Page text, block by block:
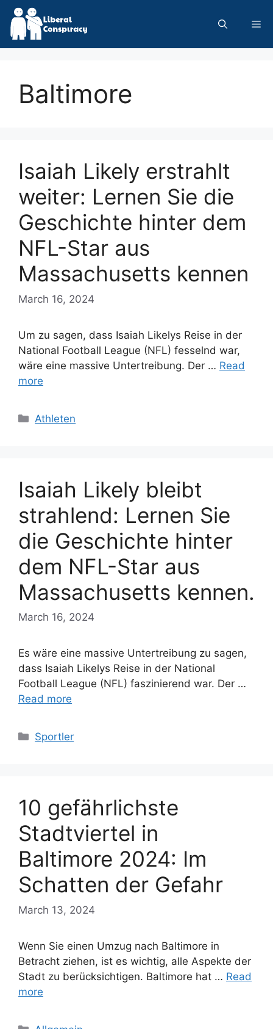
Skip
content
Baltimore
Isaiah Likely erstrahlt
weiter: Lernen Sie die
Geschichte hinter dem
NFL-Star aus
Massachusetts kennen
March 16, 2024
Um zu sagen, dass Isaiah Likelys Reise in der
National Football League (NFL) fesselnd war,
wäre eine massive Untertreibung. Der … Read
more
Categories
Athleten
Isaiah Likely bleibt
strahlend: Lernen Sie
die Geschichte hinter
dem NFL-Star aus
Massachusetts kennen.
March 16, 2024
Es wäre eine massive Untertreibung zu sagen,
dass Isaiah Likelys Reise in der National
Football League (NFL) faszinierend war. Der …
Read more
Categories
Sportler
10 gefährlichste
Stadtviertel in
Baltimore 2024: Im
Schatten der Gefahr
March 13, 2024
Wenn Sie einen Umzug nach Baltimore in
Betracht ziehen, ist es wichtig, alle Aspekte der
Stadt zu berücksichtigen. Baltimore hat … Read
more